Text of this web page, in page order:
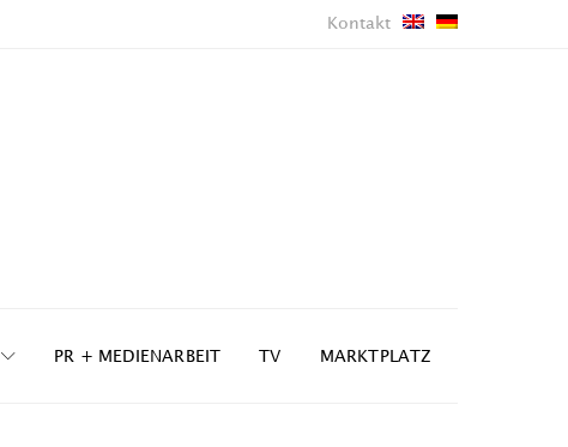
Kontakt
PR + MEDIENARBEIT TV MARKTPLATZ